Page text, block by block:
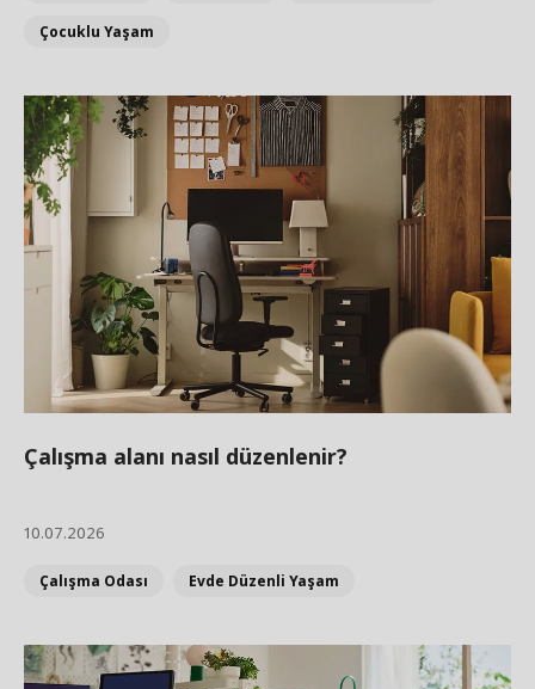
Çocuklu Yaşam
Çalışma alanı nasıl düzenlenir?
10.07.2026
Çalışma Odası Evde Düzenli Yaşam